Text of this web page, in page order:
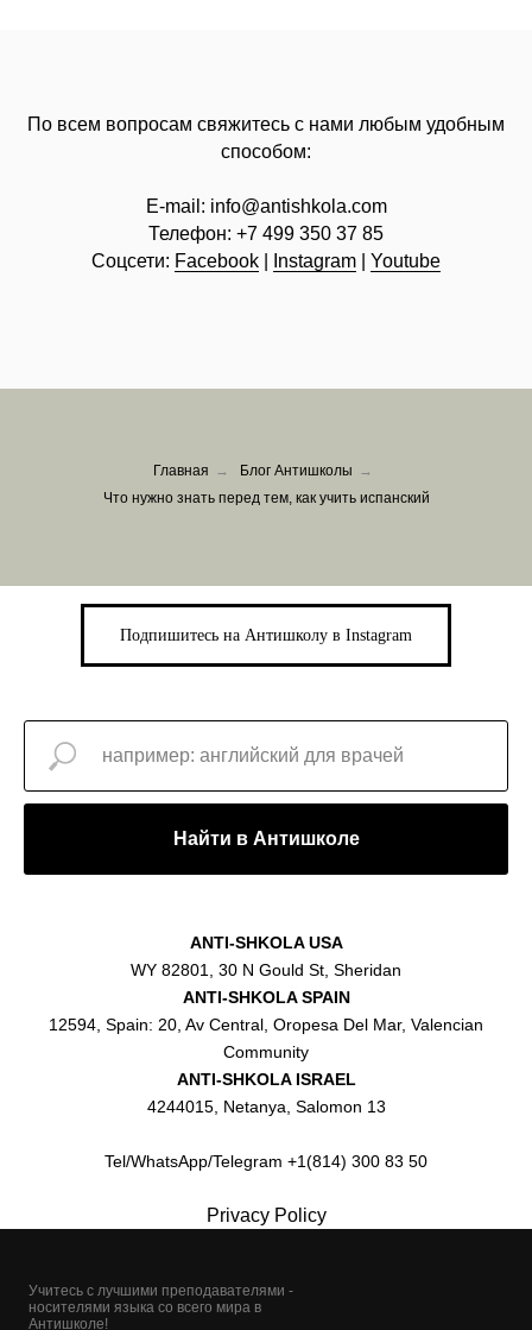
По всем вопросам свяжитесь с нами любым удобным
способом:
E-mail: info@antishkola.com
Телефон: +7 499 350 37 85
Соцсети: Facebook Instagram Youtube
Главная → Блог Антишколы →
Что нужно знать перед тем, как учить испанский
Подпишитесь на Антишколу в Instagram
Найти в Антишколе
ANTI-SHKOLA USA
WY 82801, 30 N Gould St, Sheridan
ANTI-SHKOLA SPAIN
12594, Spain: 20, Av Central, Oropesa Del Mar, Valencian
Community
ANTI-SHKOLA ISRAEL
4244015, Netanya, Salomon 13
Tel/WhatsApp/Telegram +1(814) 300 83 50
Privacy Policy
Учитесь с лучшими преподавателями -
носителями языка со всего мира в
Антишколе!